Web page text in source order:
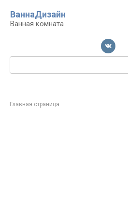
контенту
ВаннаДизайн
Ванная комната
Поиск:
Главная страница